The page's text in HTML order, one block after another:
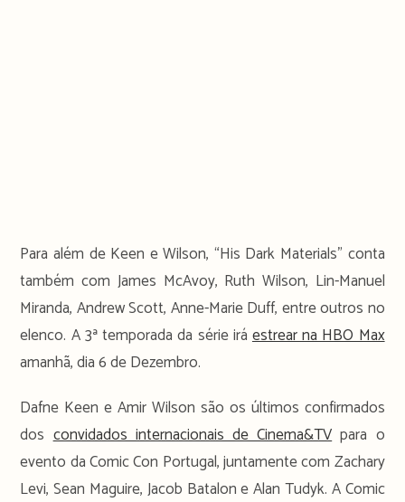
Para além de Keen e Wilson, “His Dark Materials” conta
também com James McAvoy, Ruth Wilson, Lin-Manuel
Miranda, Andrew Scott, Anne-Marie Duff, entre outros no
elenco. A 3ª temporada da série irá estrear na HBO Max
amanhã, dia 6 de Dezembro.
Dafne Keen e Amir Wilson são os últimos confirmados
dosconvidados internacionais de Cinema&TVpara o
evento da Comic Con Portugal, juntamente com Zachary
Levi, Sean Maguire, Jacob Batalon e Alan Tudyk. A Comic